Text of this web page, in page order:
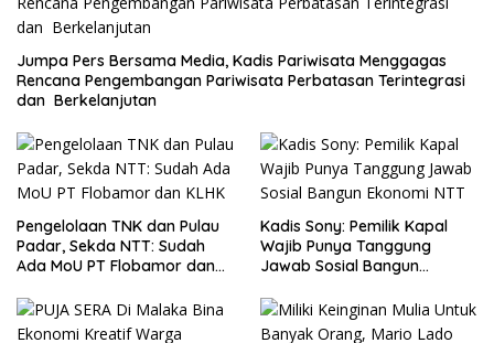
Jumpa Pers Bersama Media, Kadis Pariwisata Menggagas
Rencana Pengembangan Pariwisata Perbatasan Terintegrasi
dan Berkelanjutan
Pengelolaan TNK dan Pulau
Padar, Sekda NTT: Sudah
Ada MoU PT Flobamor dan
Kadis Sony: Pemilik Kapal
Wajib Punya Tanggung
Jawab Sosial Bangun